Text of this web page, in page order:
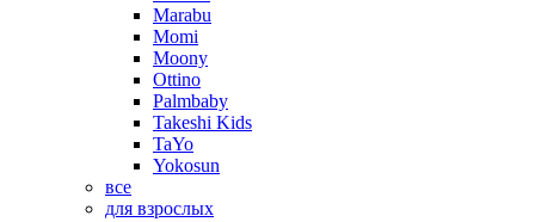
Marabu
Momi
Moony
Ottino
Palmbaby
Takeshi Kids
TaYo
Yokosun
все
для взрослых